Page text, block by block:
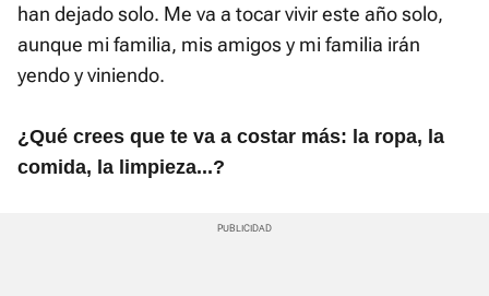
han dejado solo. Me va a tocar vivir este año solo,
aunque mi familia, mis amigos y mi familia irán
yendo y viniendo.
¿Qué crees que te va a costar más: la ropa, la
comida, la limpieza...?